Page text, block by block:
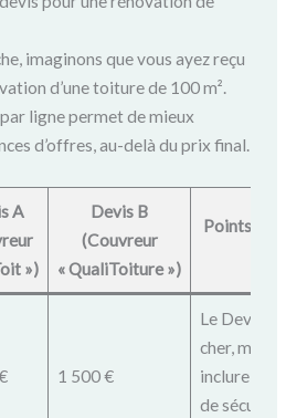
imaginons que vous ayez reçu
d’une toiture de 100 m².
ligne permet de mieux
d’offres, au-delà du prix final.
A
»)
Devis B
(Couvreur
« QualiToiture »)
Points
1 500 €
Le Devis B
cher, mais
inclure des
de sécurité